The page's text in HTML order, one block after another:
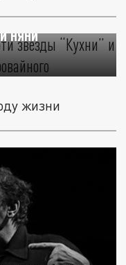
звезды
няни”
жизни